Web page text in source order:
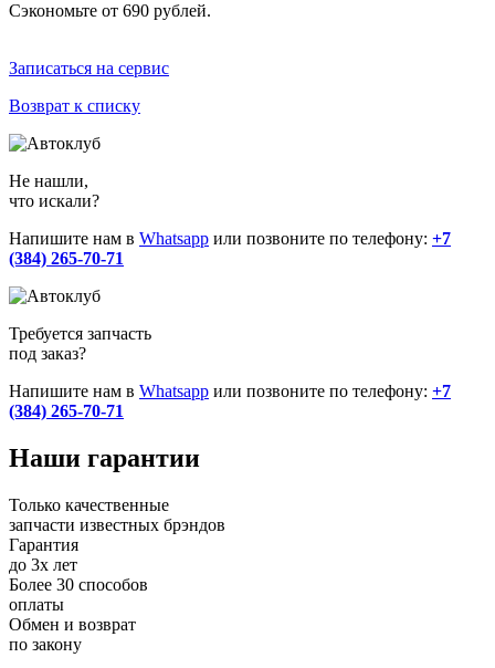
Сэкономьте от 690 рублей.
Записаться на сервис
Возврат к списку
Не нашли,
что искали?
Напишите нам в Whatsapp или позвоните по телефону: +7
(384) 265-70-71
Требуется запчасть
под заказ?
Напишите нам в Whatsapp или позвоните по телефону: +7
(384) 265-70-71
Наши гарантии
Только качественные
запчасти известных брэндов
Гарантия
до 3х лет
Более 30 способов
оплаты
Обмен и возврат
по закону